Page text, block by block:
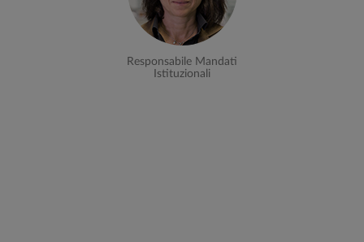
Responsabile Mandati
Istituzionali